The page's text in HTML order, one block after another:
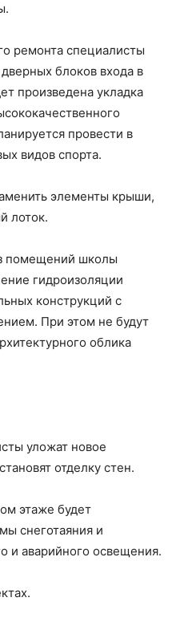
ремонта специалисты
блоков входа в
произведена укладка
провести в
видов спорта.
элементы крыши,
лоток.
помещений школы
гидроизоляции
конструкций с
При этом не будут
облика
уложат новое
отделку стен.
этаже будет
снеготаяния и
и аварийного освещения.